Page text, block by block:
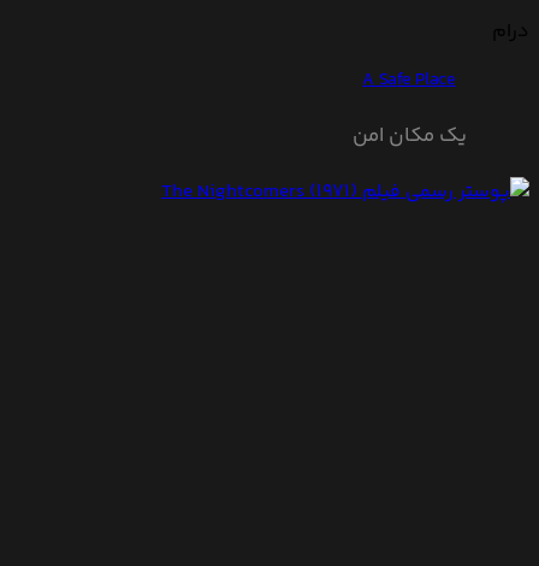
درام
A Safe Place
یک مکان امن